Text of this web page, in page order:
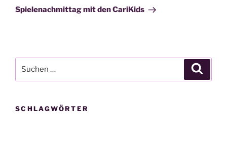
Beitrag
Spielenachmittag mit den CariKids
nach:
SCHLAGWÖRTER